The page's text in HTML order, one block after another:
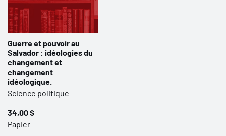
Guerre et pouvoir au
Salvador : idéologies du
changement et
changement
idéologique.
Science politique
34,00 $
Papier